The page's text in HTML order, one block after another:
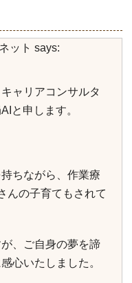
ット says:
ャリアコンサルタ
と申します。
ちながら、作業療
んの子育てもされて
、ご自身の夢を諦
心いたしました。